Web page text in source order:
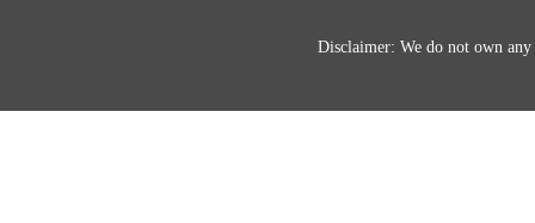
Disclaimer: We do not own